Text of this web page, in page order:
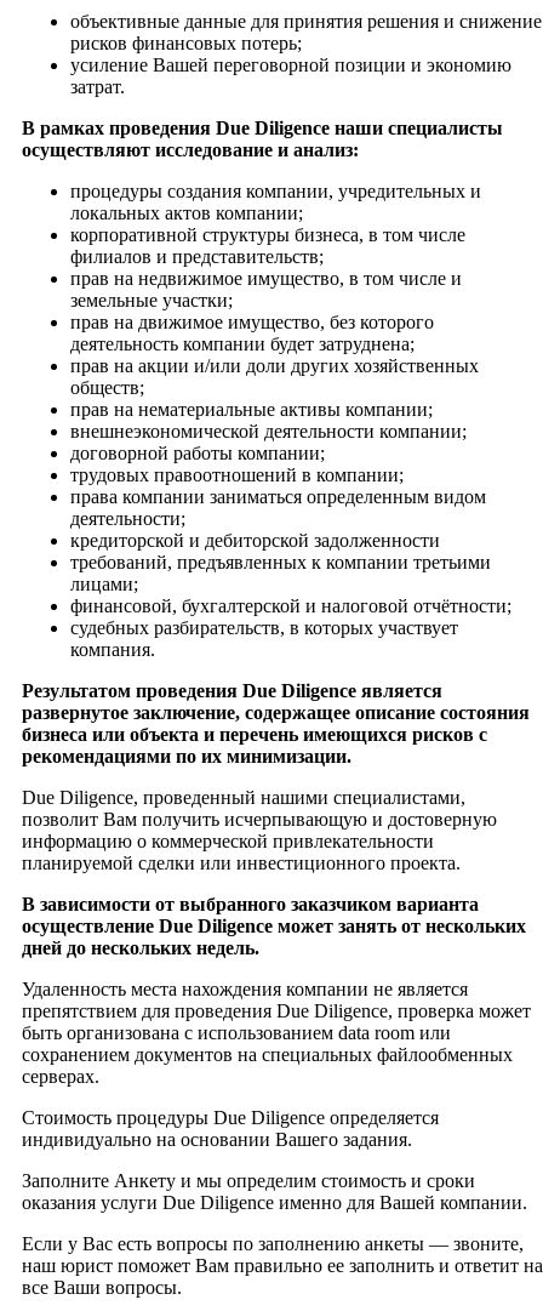
объективные данные для принятия решения и снижение
рисков финансовых потерь;
усиление Вашей переговорной позиции и экономию
затрат.
В рамках проведения Due Diligence наши специалисты
осуществляют исследование и анализ:
процедуры создания компании, учредительных и
локальных актов компании;
корпоративной структуры бизнеса, в том числе
филиалов и представительств;
прав на недвижимое имущество, в том числе и
земельные участки;
прав на движимое имущество, без которого
деятельность компании будет затруднена;
прав на акции и/или доли других хозяйственных
обществ;
прав на нематериальные активы компании;
внешнеэкономической деятельности компании;
договорной работы компании;
трудовых правоотношений в компании;
права компании заниматься определенным видом
деятельности;
кредиторской и дебиторской задолженности
требований, предъявленных к компании третьими
лицами;
финансовой, бухгалтерской и налоговой отчётности;
судебных разбирательств, в которых участвует
компания.
Результатом проведения Due Diligence является
развернутое заключение, содержащее описание состояния
бизнеса или объекта и перечень имеющихся рисков с
рекомендациями по их минимизации.
Due Diligence, проведенный нашими специалистами,
позволит Вам получить исчерпывающую и достоверную
информацию о коммерческой привлекательности
планируемой сделки или инвестиционного проекта.
В зависимости от выбранного заказчиком варианта
осуществление Due Diligence может занять от нескольких
дней до нескольких недель.
Удаленность места нахождения компании не является
препятствием для проведения Due Diligence, проверка может
быть организована с использованием data room или
сохранением документов на специальных файлообменных
серверах.
Стоимость процедуры Due Diligence определяется
индивидуально на основании Вашего задания.
Заполните Анкету и мы определим стоимость и сроки
оказания услуги Due Diligence именно для Вашей компании.
Если у Вас есть вопросы по заполнению анкеты — звоните,
наш юрист поможет Вам правильно ее заполнить и ответит на
все Ваши вопросы.